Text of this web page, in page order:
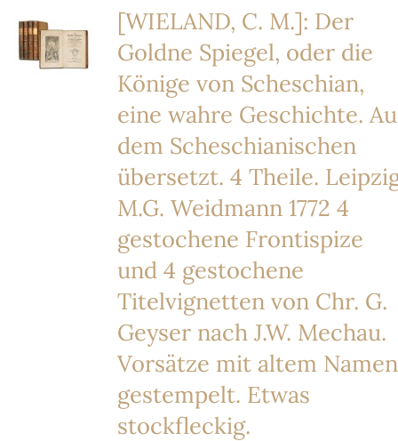
[WIELAND, C. M.]: Der
Goldne Spiegel, oder die
Könige von Scheschian,
eine wahre Geschichte.
dem Scheschianischen
übersetzt. 4 Theile.
M.G. Weidmann 1772 4
gestochene Frontispize
und 4 gestochene
Titelvignetten von Chr. G.
Geyser nach J.W. Mechau.
Vorsätze mit altem Namen
gestempelt. Etwas
stockfleckig.